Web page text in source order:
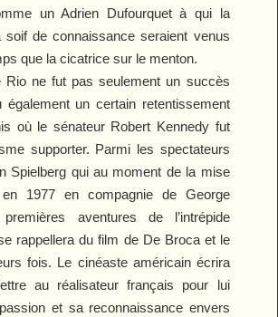
un Adrien Dufourquet à qui la
soif de connaissance seraient venus
que la cicatrice sur le menton.
Rione fut pas seulement un succès
également un certain retentissement
où le sénateur Robert Kennedy fut
supporter. Parmi les spectateurs
Spielberg qui au moment de la mise
1977 en compagnie de George
aventures de l’intrépide
rappellera du film de De Broca et le
fois. Le cinéaste américain écrira
au réalisateur français pour lui
et sa reconnaissance envers